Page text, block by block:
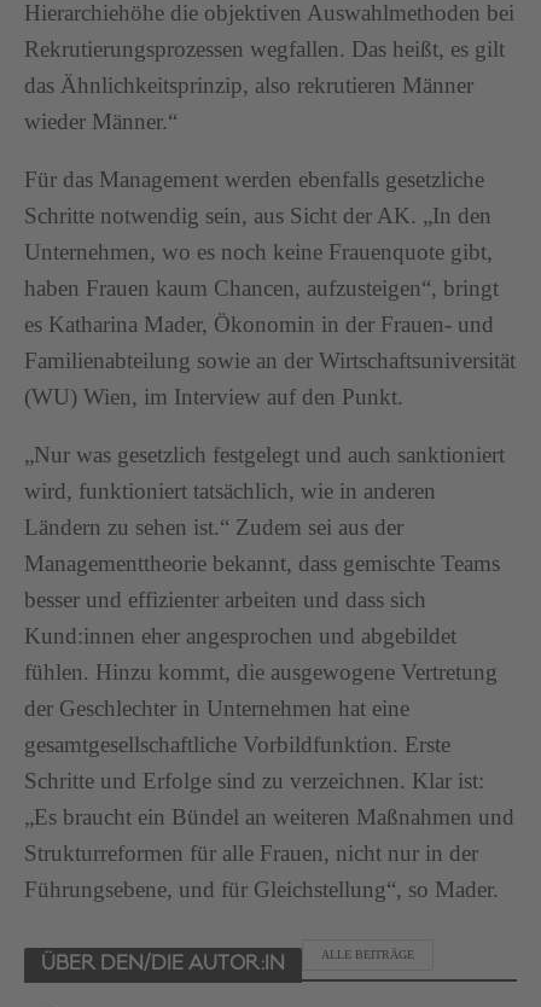
Hierarchiehöhe die objektiven Auswahlmethoden bei
Rekrutierungsprozessen wegfallen. Das heißt, es gilt
das Ähnlichkeitsprinzip, also rekrutieren Männer
wieder Männer.“
Für das Management werden ebenfalls gesetzliche
Schritte notwendig sein, aus Sicht der AK. „In den
Unternehmen, wo es noch keine Frauenquote gibt,
haben Frauen kaum Chancen, aufzusteigen“, bringt
es Katharina Mader, Ökonomin in der Frauen- und
Familienabteilung sowie an der Wirtschaftsuniversität
(WU) Wien, im Interview auf den Punkt.
„Nur was gesetzlich festgelegt und auch sanktioniert
wird, funktioniert tatsächlich, wie in anderen
Ländern zu sehen ist.“ Zudem sei aus der
Managementtheorie bekannt, dass gemischte Teams
besser und effizienter arbeiten und dass sich
Kund:innen eher angesprochen und abgebildet
fühlen. Hinzu kommt, die ausgewogene Vertretung
der Geschlechter in Unternehmen hat eine
gesamtgesellschaftliche Vorbildfunktion. Erste
Schritte und Erfolge sind zu verzeichnen. Klar ist:
„Es braucht ein Bündel an weiteren Maßnahmen und
Strukturreformen für alle Frauen, nicht nur in der
Führungsebene, und für Gleichstellung“, so Mader.
ÜBER DEN/DIE AUTOR:IN
ALLE BEITRÄGE